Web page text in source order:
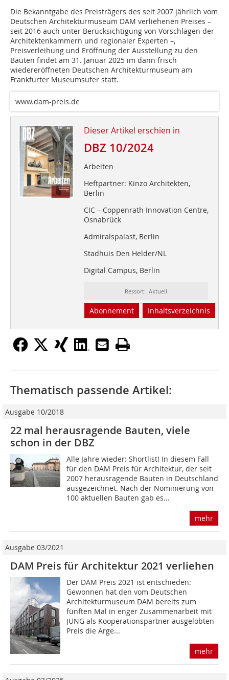
Die Bekanntgabe des Preisträgers des seit 2007 jährlich vom
Deutschen Architekturmuseum DAM verliehenen Preises –
seit 2016 auch unter Berücksichtigung von Vorschlägen der
Architektenkammern und regionaler Experten –,
Preisverleihung und Eröffnung der Ausstellung zu den
Bauten findet am 31. Januar 2025 im dann frisch
wiedereröffneten Deutschen Architekturmuseum am
Frankfurter Museumsufer statt.
www.dam-preis.de
Dieser Artikel erschien in
DBZ 10/2024
Arbeiten
Heftpartner: Kinzo Architekten,
Berlin
CIC – Coppenrath Innovation Centre,
Osnabrück
Admiralspalast, Berlin
Stadhuis Den Helder/NL
Digital Campus, Berlin
Ressort: Aktuell
Abonnement Inhaltsverzeichnis
Thematisch passende Artikel:
Ausgabe 10/2018
22 mal herausragende Bauten, viele
schon in der DBZ
Alle Jahre wieder: Shortlist! In diesem Fall
für den DAM Preis für Architektur, der seit
2007 herausragende Bauten in Deutschland
ausgezeichnet. Nach der Nominierung von
100 aktuellen Bauten gab es...
mehr
Ausgabe 03/2021
DAM Preis für Architektur 2021 verliehen
Der DAM Preis 2021 ist entschieden:
Gewonnen hat den vom Deutschen
Architekturmuseum DAM bereits zum
fünften Mal in enger Zusammenarbeit mit
JUNG als Kooperationspartner ausgelobten
Preis die Arge...
mehr